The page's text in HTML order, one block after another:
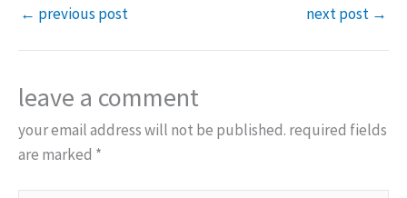
← previous post next post →
leave a comment
your email address will not be published. required fields
are marked *